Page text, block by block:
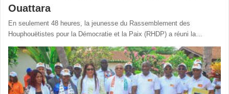
Ouattara
En seulement 48 heures, la jeunesse du Rassemblement des
Houphouëtistes pour la Démocratie et la Paix (RHDP) a réuni la…